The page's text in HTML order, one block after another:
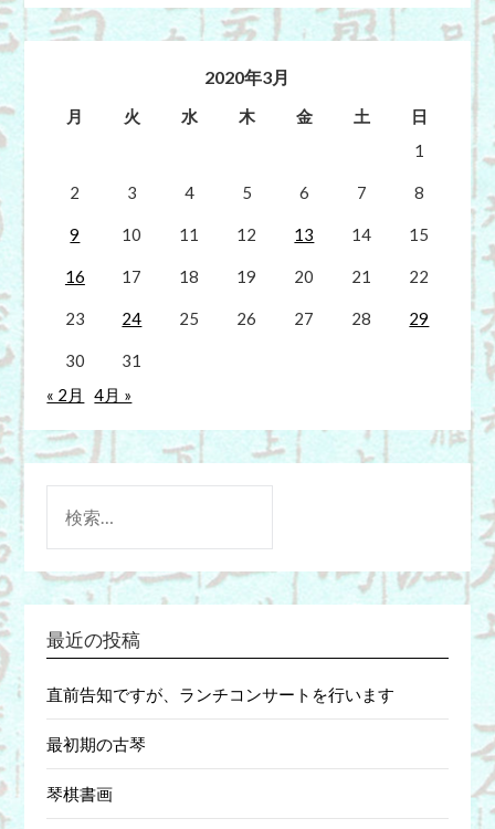
2020年3月
月 火 水 木 金 土
日
1
2 3 4 5 6 7 8
9 10 11 12 13 14 15
16 17 18 19 20 21 22
23 24 25 26 27 28 29
30
31
« 2月
4月 »
索:
最近の投稿
直前告知ですが、ランチコンサートを行います
最初期の古琴
琴棋書画